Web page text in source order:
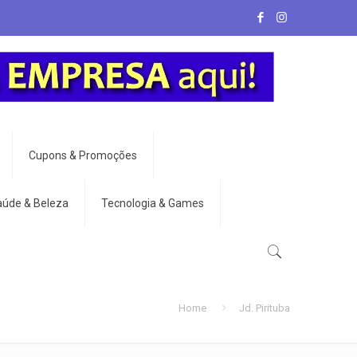
Cupons & Promoções
& Beleza Tecnologia & Games
Home Jd. Pirituba